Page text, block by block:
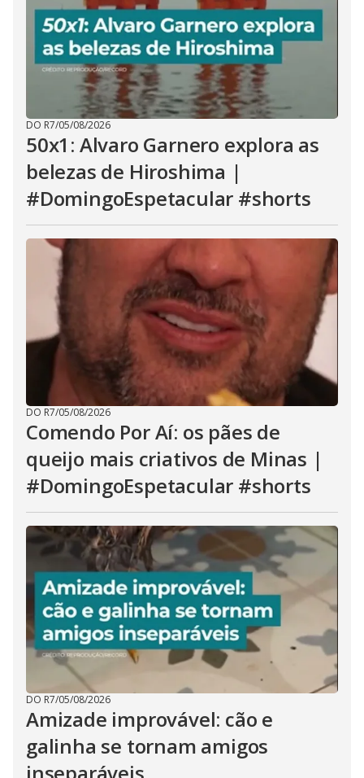
DO R7/05/08/2026
50x1: Alvaro Garnero explora as
belezas de Hiroshima |
#DomingoEspetacular #shorts
DO R7/05/08/2026
Comendo Por Aí: os pães de
queijo mais criativos de Minas |
#DomingoEspetacular #shorts
DO R7/05/08/2026
Amizade improvável: cão e
galinha se tornam amigos